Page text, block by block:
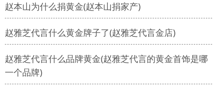
赵本山为什么捐黄金(赵本山捐家产)
赵雅芝代言什么黄金牌子了(赵雅芝代言金店)
赵雅芝代言什么品牌黄金(赵雅芝代言的黄金首饰是哪
一个品牌)